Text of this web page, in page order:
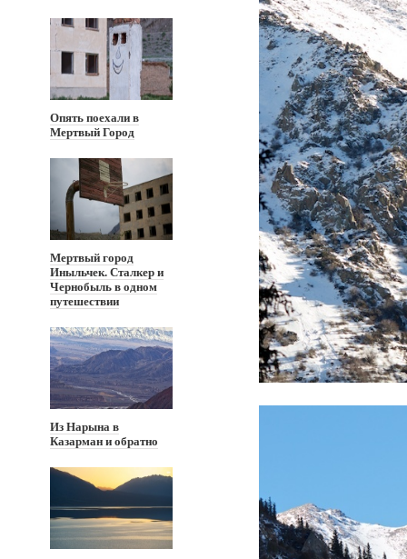
Опять поехали в
Мертвый Город
Мертвый город
Иныльчек. Сталкер и
Чернобыль в одном
путешествии
Из Нарына в
Казарман и обратно